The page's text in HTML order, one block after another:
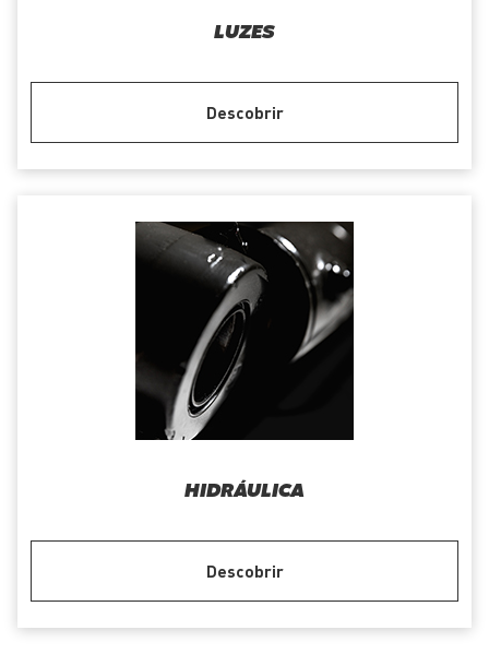
LUZES
Descobrir
HIDRÁULICA
Descobrir